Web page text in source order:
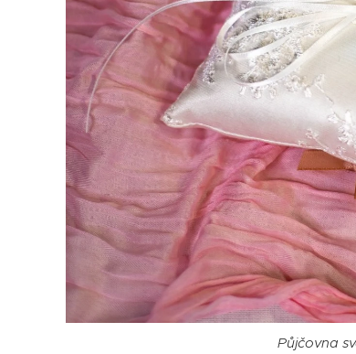
Půjčovna